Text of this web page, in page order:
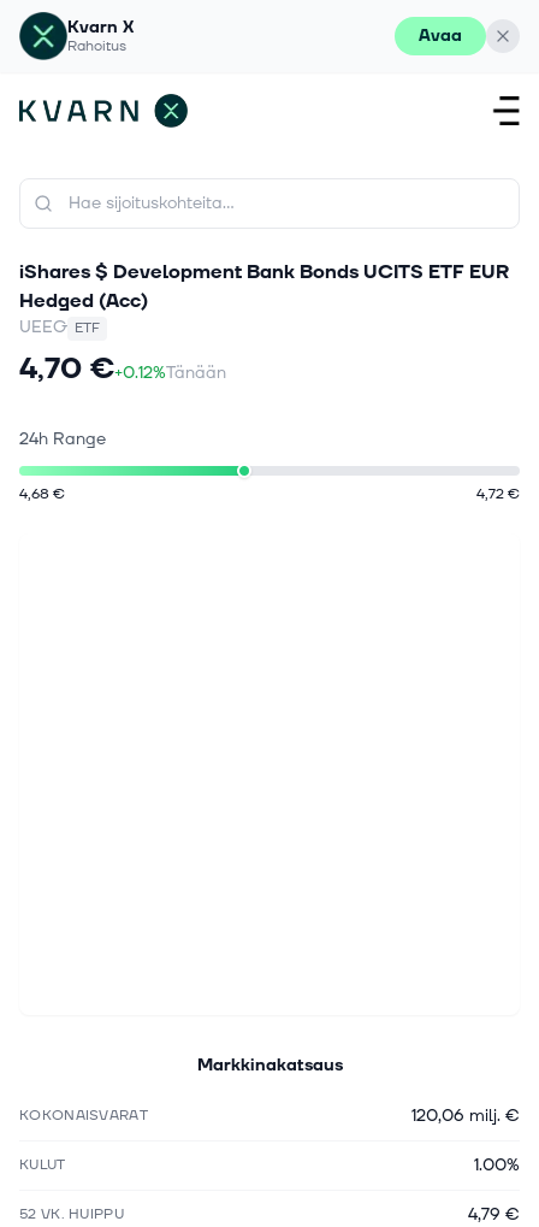
Kvarn X
Rahoitus Avaa
iShares $ Development Bank Bonds UCITS ETF EUR
Hedged (Acc)
UEEG ETF
4,70 €+0.12%Tänään
24h Range
4,68 € 4,72 €
Markkinakatsaus
KOKONAISVARAT 120,06 milj. €
KULUT 1.00%
52 VK. HUIPPU 4,79 €